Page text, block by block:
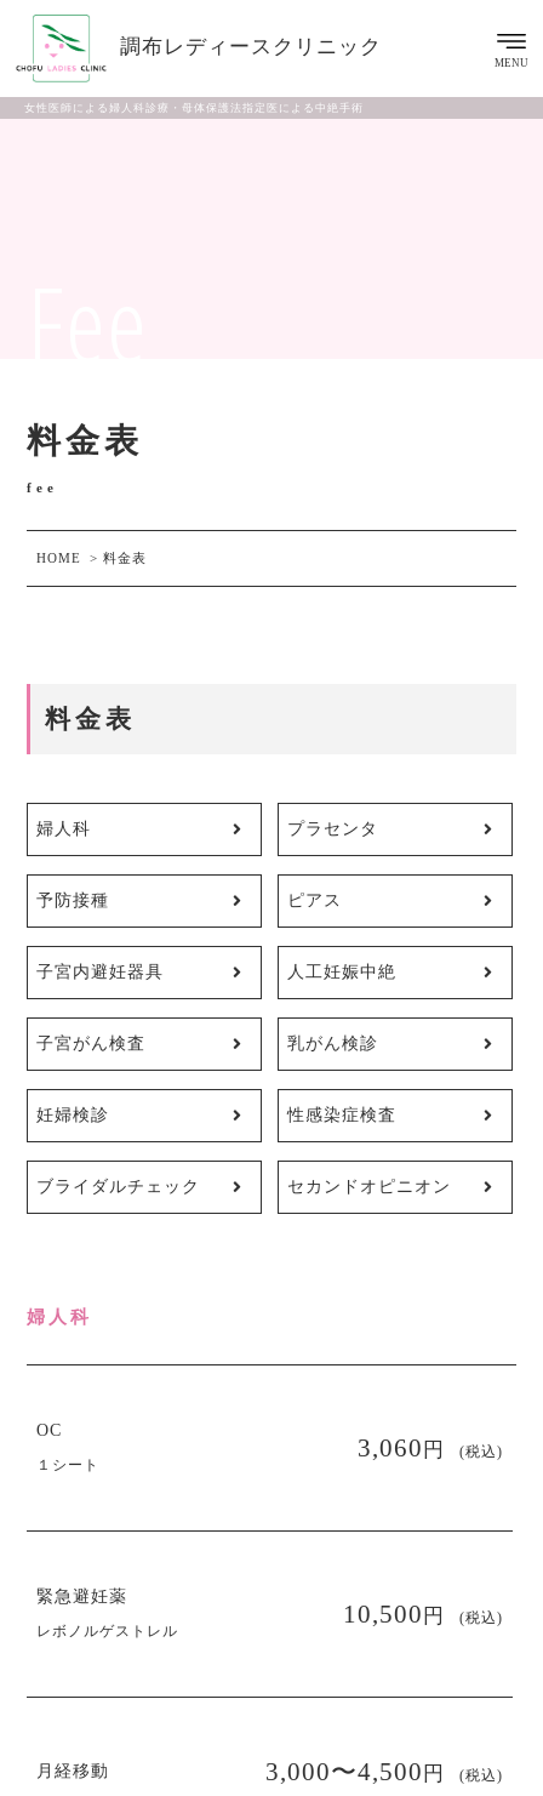
女性医師による婦人科診療・母体保護法指定医による中絶手術
調布レディースクリニック
MENU
料金表
fee
HOME >料金表
料金表
婦人科 プラセンタ
予防接種 ピアス
子宮内避妊器具 人工妊娠中絶
子宮がん検査 乳がん検診
妊婦検診 性感染症検査
ブライダルチェック セカンドオピニオン
婦人科
OC
１シート
3,060円 (税込)
緊急避妊薬
レボノルゲストレル
10,500円 (税込)
月経移動 3,000〜4,500円 (税込)